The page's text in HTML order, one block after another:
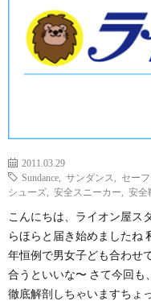
2011.03.29
Sundance
サンダンス セー
シューズ
安全スニーカー 安全
こんにちは、ライオン屋ス
らほらと届き始めましたね
年恒例で男女子ども合わせ
合うといいな〜 さて今回
徹底解剖しちゃいますちょ